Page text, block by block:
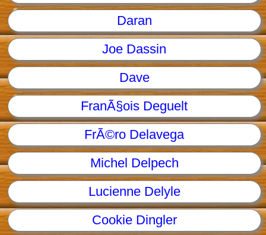
Daran
Joe Dassin
Dave
FranÃ§ois Deguelt
FrÃ©ro Delavega
Michel Delpech
Lucienne Delyle
Cookie Dingler